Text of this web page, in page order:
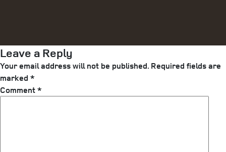
Leave a Reply
Your email address will not be published. Required fields are
marked *
Comment*